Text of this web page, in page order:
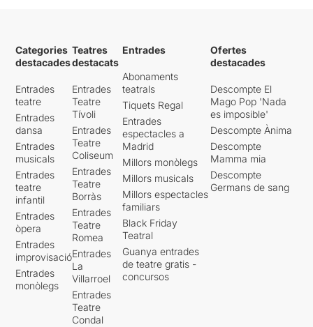
Categories
destacades
Entrades
teatre
Entrades
dansa
Entrades
musicals
Entrades
teatre
infantil
Entrades
òpera
Entrades
improvisació
Entrades
monòlegs
Teatres
destacats
Entrades
Teatre
Tívoli
Entrades
Teatre
Coliseum
Entrades
Teatre
Borràs
Entrades
Teatre
Romea
Entrades
La
Villarroel
Entrades
Teatre
Condal
Entrades
Abonaments
teatrals
Tiquets Regal
Entrades
espectacles a
Madrid
Millors monòlegs
Millors musicals
Millors espectacles
familiars
Black Friday
Teatral
Guanya entrades
de teatre gratis -
concursos
Ofertes
destacades
Descompte El
Mago Pop 'Nada
es imposible'
Descompte Ànima
Descompte
Mamma mia
Descompte
Germans de sang